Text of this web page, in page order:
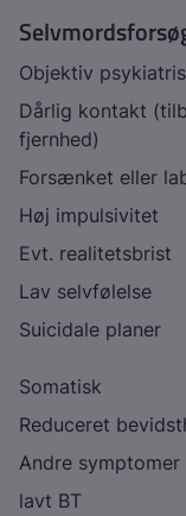
Objektiv
Dårlig kontakt
fjernhed)
Forsænket eller
Høj impulsivitet
Evt. realitetsbrist
Lav selvfølelse
Suicidale planer
Somatisk
Reduceret
Andre
lavt BT